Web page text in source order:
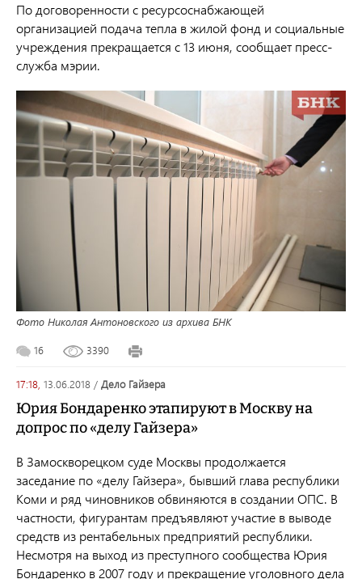
По договоренности с ресурсоснабжающей
организацией подача тепла в жилой фонд и социальные
учреждения прекращается с 13 июня, сообщает пресс-
служба мэрии.
Фото Николая Антоновского из архива БНК
16 3390
17:18, 13.06.2018 / Дело Гайзера
Юрия Бондаренко этапируют в Москву на
допрос по «делу Гайзера»
В Замоскворецком суде Москвы продолжается
заседание по «делу Гайзера», бывший глава республики
Коми и ряд чиновников обвиняются в создании ОПС. В
частности, фигурантам предъявляют участие в выводе
средств из рентабельных предприятий республики.
Несмотря на выход из преступного сообщества Юрия
Бондаренко в 2007 году и прекращение уголовного дела